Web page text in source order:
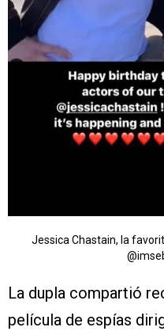
Jessica Chastain, la
La dupla compartió
película de espías